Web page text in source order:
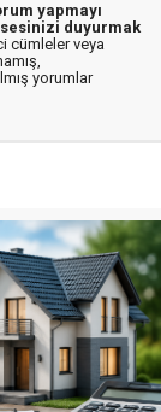
yapmayı
duyurmak
cümleler veya
yorumlar